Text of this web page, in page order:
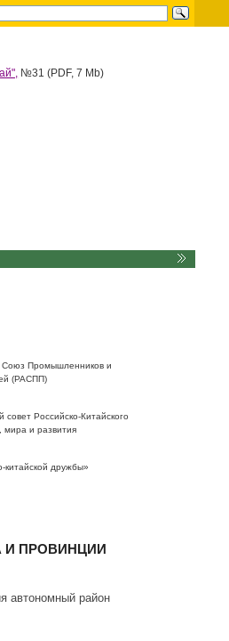
№31 (PDF, 7 Mb)
Союз Промышленников и
(РАСПП)
Российско-Китайского
мира и развития
китайской дружбы»
И ПРОВИНЦИИ
автономный район